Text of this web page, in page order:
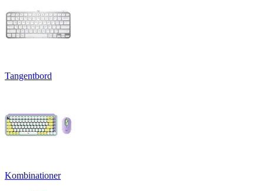
Tangentbord
Kombinationer